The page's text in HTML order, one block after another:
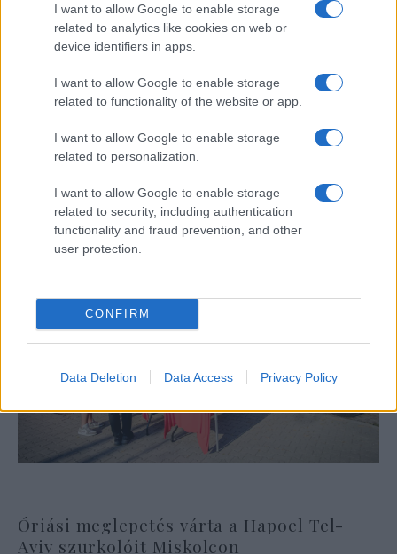
I want to allow Google to enable storage
related to analytics like cookies on web or
device identifiers in apps.
I want to allow Google to enable storage
related to functionality of the website or app.
I want to allow Google to enable storage
related to personalization.
I want to allow Google to enable storage
related to security, including authentication
functionality and fraud prevention, and other
user protection.
CONFIRM
Data Deletion Data Access Privacy Policy
Egy különleges családi járattal 140 új
alijázó érkezett Izraelbe
Óriási meglepetés várta a Hapoel Tel-
Aviv szurkolóit Miskolcon